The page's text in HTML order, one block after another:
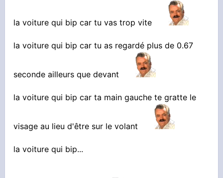
la voiture qui bip car tu vas trop vite
la voiture qui bip car tu as regardé plus de 0.67
seconde ailleurs que devant
la voiture qui bip car ta main gauche te gratte le
visage au lieu d'être sur le volant
la voiture qui bip...